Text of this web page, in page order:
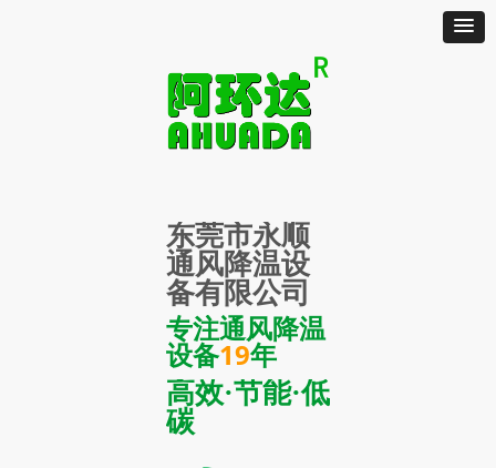
东莞市永顺
通风降温设
备有限公司
专注通风降温
设备19年
高效·节能·低
碳